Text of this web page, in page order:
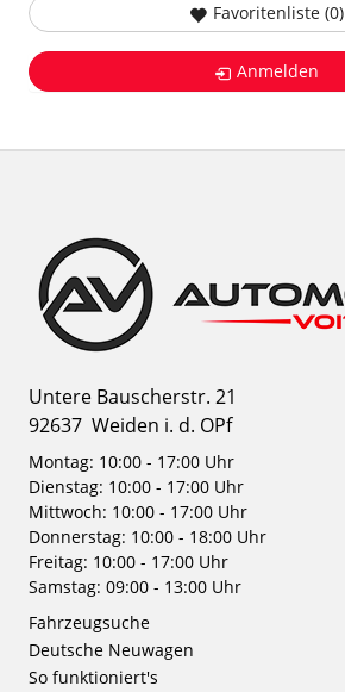
Favoritenliste (0)
Anmelden
Untere Bauscherstr. 21
92637 Weiden i. d. OPf
Montag: 10:00 - 17:00 Uhr
Dienstag: 10:00 - 17:00 Uhr
Mittwoch: 10:00 - 17:00 Uhr
Donnerstag: 10:00 - 18:00 Uhr
Freitag: 10:00 - 17:00 Uhr
Samstag: 09:00 - 13:00 Uhr
Fahrzeugsuche
Deutsche Neuwagen
So funktioniert's